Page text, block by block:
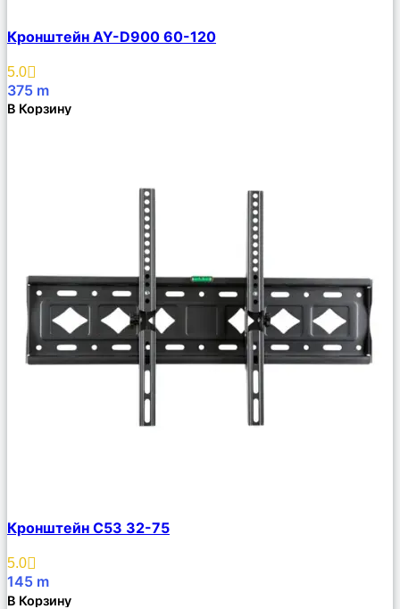
Описание
Избранное
Кронштейн AY-D900 60-120
5.0
375 m
В Корзину
Описание
Избранное
Кронштейн C53 32-75
5.0
145 m
В Корзину